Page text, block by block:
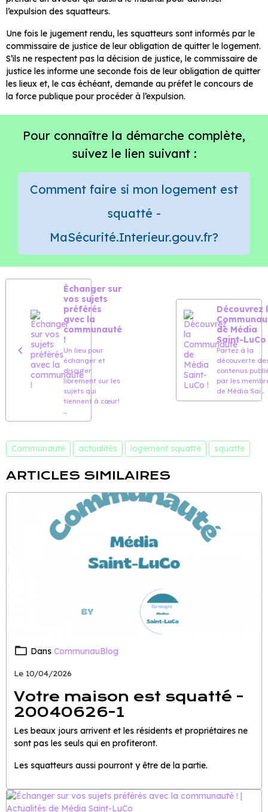
l’expulsion des squatteurs.
Une fois le jugement rendu, les squatteurs sont informés par le
commissaire de justice de leur obligation de quitter le logement.
S’ils ne respectent pas la décision de justice, le commissaire de
justice les informe une seconde fois de leur obligation de quitter
les lieux et, le cas échéant, demande au préfet le concours de
la force publique pour procéder à l’expulsion.
Pour connaître la démarche complète,
suivez le lien suivant :
Comment faire si mon logement est
squatté -
MaSécurité.Interieur.gouv.fr?
Échanger sur
vos sujets
préférés
avec la
communauté
!
Un lieu pour
échanger et
discuter
librement sur les
sujets qui
tiennent à cœur!
...
Découvrez
de Média
Saint-LuCo
Partez à la
découverte
contenus
par les
de Média Sai...
Communauté actualités logement squatté squatte
ARTICLES SIMILAIRES
Dans CommunauBlog
Le 10/04/2026
Votre maison est squatté -
20040626-1
Les beaux jours arrivent et les résidents et propriétaires ne
sont pas les seuls qui en profiteront.
Les squatteurs aussi pourront y être de la partie.